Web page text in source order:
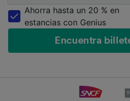
Ahorra hasta un 20 % en
estancias con Genius
Encuentra